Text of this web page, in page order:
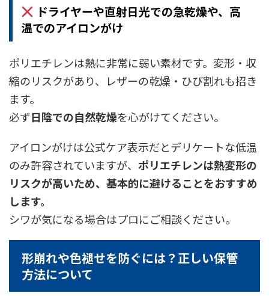
ドライヤーや直射日光での急乾燥や、高
温でのアイロンがけ
ポリエチレンは熱に非常に弱い素材です。変形・収
縮のリスクがあり、レザーの乾燥・ひび割れも招き
ます。
必ず日陰での自然乾燥を心がけてください。
アイロンがけは公式ケア表示だとデリケートな低温
のみ許容されていますが、 ポリエチレンは熱変形の
リスクが高いため、基本的に避けることをおすすめ
します。
シワが気になる場合はプロにご相談ください。
形崩れや色褪せを防ぐには？正しい保管
方法について